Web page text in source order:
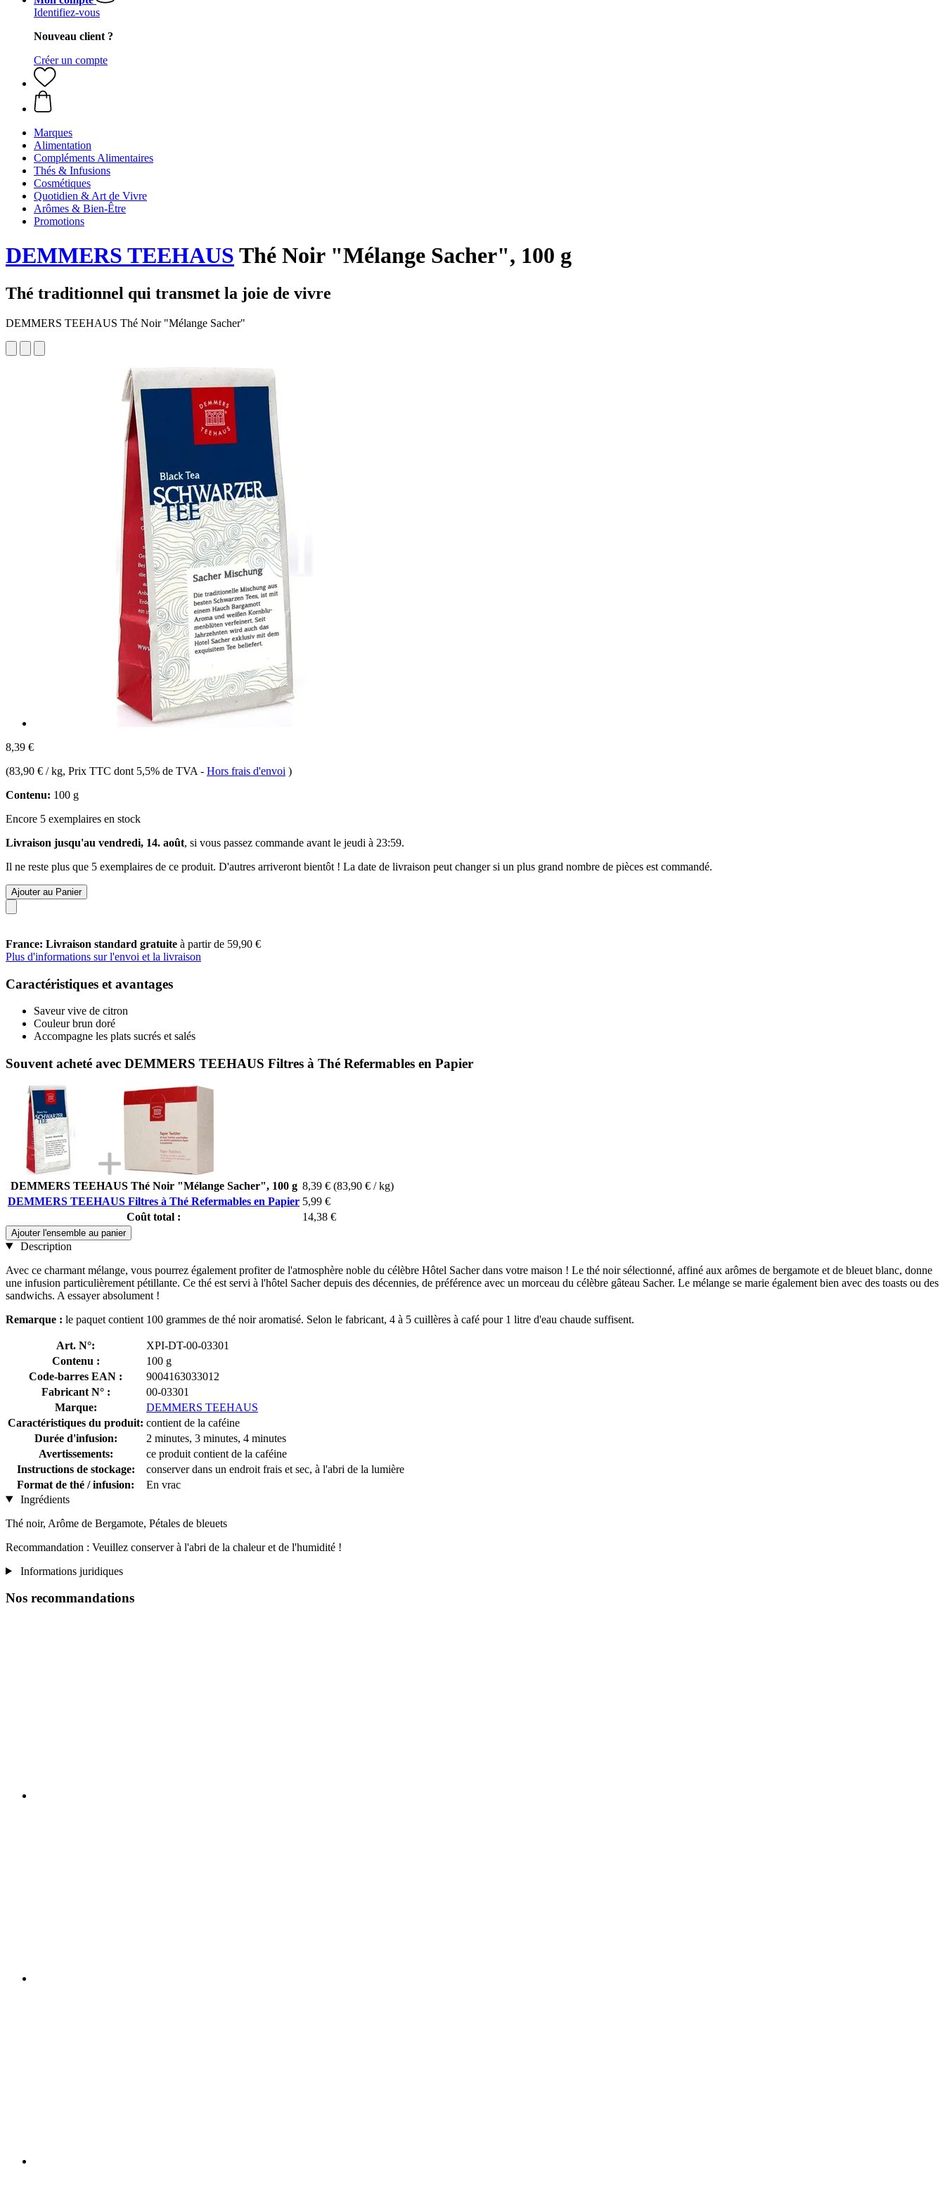
Identifiez-vous
Nouveau client ?
Créer un compte
Marques
Alimentation
Compléments Alimentaires
Thés & Infusions
Cosmétiques
Quotidien & Art de Vivre
Arômes & Bien-Être
Promotions
DEMMERS TEEHAUS Thé Noir "Mélange Sacher", 100 g
Thé traditionnel qui transmet la joie de vivre
DEMMERS TEEHAUS Thé Noir "Mélange Sacher"
8,39 €
(83,90 € / kg, Prix TTC dont 5,5% de TVA - Hors frais d'envoi )
Contenu: 100 g
Encore 5 exemplaires en stock
Livraison jusqu'au vendredi, 14. août, si vous passez commande avant le jeudi à 23:59.
Il ne reste plus que 5 exemplaires de ce produit. D'autres arriveront bientôt ! La date de livraison peut changer si un plus grand nombre de pièces est commandé.
Ajouter au Panier
France: Livraison standard gratuite à partir de 59,90 €
Plus d'informations sur l'envoi et la livraison
Caractéristiques et avantages
Saveur vive de citron
Couleur brun doré
Accompagne les plats sucrés et salés
Souvent acheté avec DEMMERS TEEHAUS Filtres à Thé Refermables en Papier
DEMMERS TEEHAUS Thé Noir "Mélange Sacher", 100 g 8,39 € (83,90 € / kg)
DEMMERS TEEHAUS Filtres à Thé Refermables en Papier 5,99 €
Coût total :
14,38 €
Ajouter l'ensemble au panier
Description
Avec ce charmant mélange, vous pourrez également profiter de l'atmosphère noble du célèbre Hôtel Sacher dans votre maison ! Le thé noir sélectionné, affiné aux arômes de bergamote et de bleuet blanc, donne
une infusion particulièrement pétillante. Ce thé est servi à l'hôtel Sacher depuis des décennies, de préférence avec un morceau du célèbre gâteau Sacher. Le mélange se marie également bien avec des toasts ou des
sandwichs. A essayer absolument !
Remarque : le paquet contient 100 grammes de thé noir aromatisé. Selon le fabricant, 4 à 5 cuillères à café pour 1 litre d'eau chaude suffisent.
Art. N°:
XPI-DT-00-03301
Contenu :
100 g
Code-barres EAN :
9004163033012
Fabricant N° :
00-03301
Marque:
DEMMERS TEEHAUS
Caractéristiques du produit: contient de la caféine
Durée d'infusion:
2 minutes, 3 minutes, 4 minutes
Avertissements:
ce produit contient de la caféine
Instructions de stockage:
conserver dans un endroit frais et sec, à l'abri de la lumière
Format de thé / infusion:
En vrac
Ingrédients
Thé noir, Arôme de Bergamote, Pétales de bleuets
Recommandation : Veuillez conserver à l'abri de la chaleur et de l'humidité !
Informations juridiques
Nos recommandations